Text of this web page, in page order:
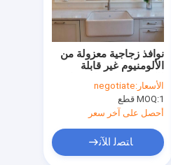
نوافذ زجاجية معزولة من
الألومنيوم غير قابلة
للكسر للسلامة للجدران
الأسعار:negotiate
MOQ:1 قطع
أحصل على آخر سعر
ﺎﺘﺼﻟ ﺍﻶﻧ